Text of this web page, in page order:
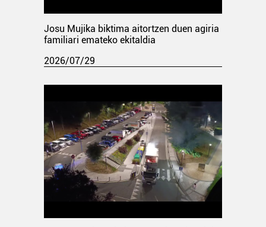
Josu Mujika biktima aitortzen duen agiria
familiari emateko ekitaldia
2026/07/29